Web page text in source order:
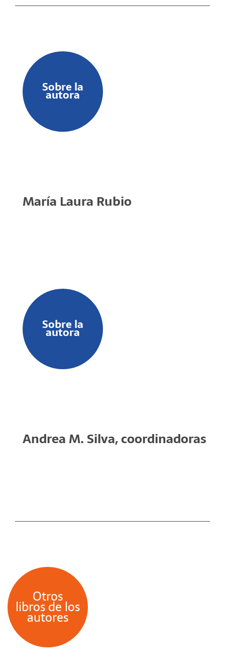
Sobre la
autora
María Laura Rubio
Sobre la
autora
Andrea M. Silva, coordinadoras
Otros
libros de los
autores